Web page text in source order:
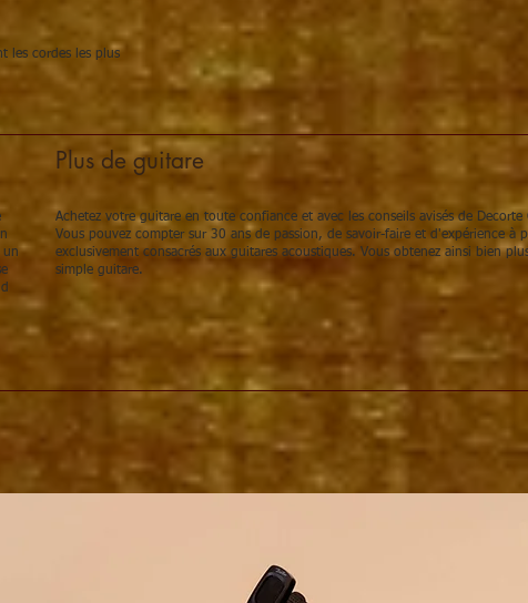
les cordes les plus
un
Plus de guitare
Achetez votre guitare en toute confiance et avec les conseils avisés de Decorte
Vous pouvez compter sur 30 ans de passion, de savoir-faire et d'expérience à
exclusivement consacrés aux guitares acoustiques. Vous obtenez ainsi bien
simple guitare.